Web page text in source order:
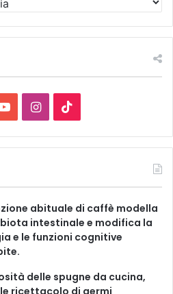
o
T
u
b
e
I
n
t
a
g
r
i
T
o
k
abituale di caffè modella
intestinale e modifica la
e le funzioni cognitive
delle spugne da cucina,